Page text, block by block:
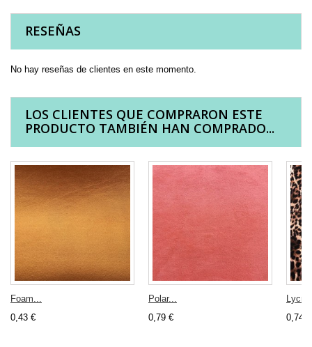
RESEÑAS
No hay reseñas de clientes en este momento.
LOS CLIENTES QUE COMPRARON ESTE
PRODUCTO TAMBIÉN HAN COMPRADO...
Foam...
0,43 €
Polar...
0,79 €
0,74 €